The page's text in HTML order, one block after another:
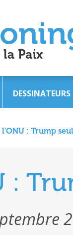
DESSINATEURS
l’ONU : Trump
: